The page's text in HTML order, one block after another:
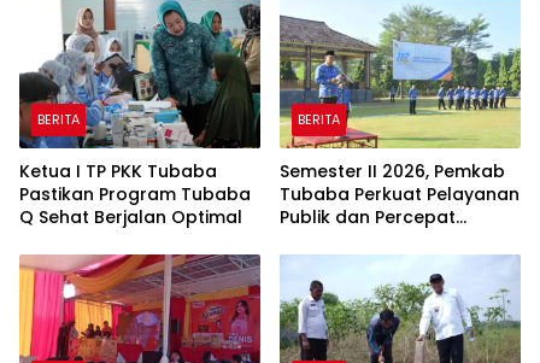
BERITA
Ketua I TP PKK Tubaba
Pastikan Program Tubaba
Q Sehat Berjalan Optimal
BERITA
Semester II 2026, Pemkab
Tubaba Perkuat Pelayanan
Publik dan Percepat